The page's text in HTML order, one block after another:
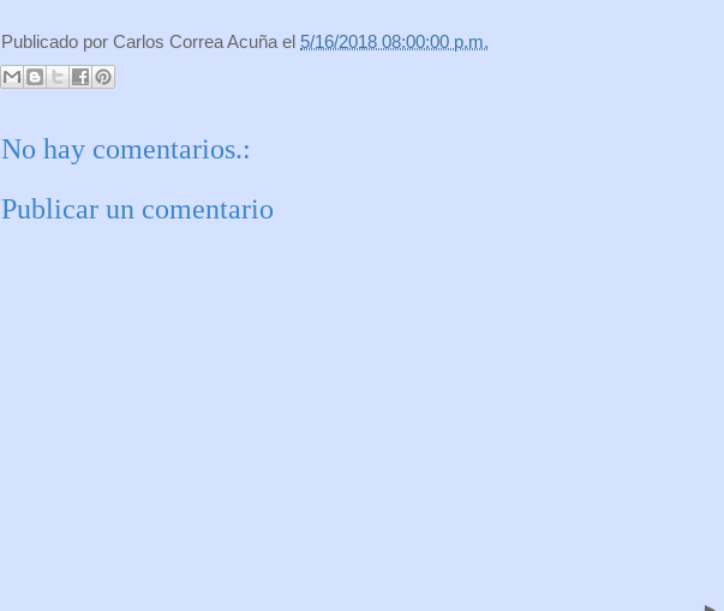
Publicado por Carlos Correa Acuña el 5/16/2018 08:00:00 p.m.
No hay comentarios.:
Publicar un comentario